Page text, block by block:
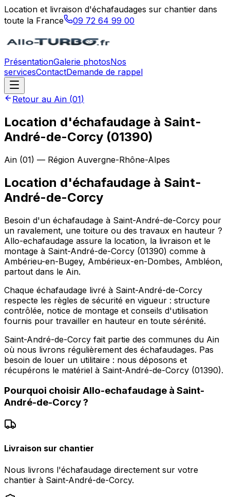
Location et livraison d'échafaudages sur chantier dans
toute la France
09 72 64 99 00
PrésentationGalerie photosNos
servicesContactDemande de rappel
Retour au Ain (01)
Location d'échafaudage à Saint-
André-de-Corcy (01390)
Ain (01) — Région Auvergne-Rhône-Alpes
Location d'échafaudage à Saint-
André-de-Corcy
Besoin d'un échafaudage à Saint-André-de-Corcy pour
un ravalement, une toiture ou des travaux en hauteur ?
Allo-echafaudage assure la location, la livraison et le
montage à Saint-André-de-Corcy (01390) comme à
Ambérieu-en-Bugey, Ambérieux-en-Dombes, Ambléon,
partout dans le Ain.
Chaque échafaudage livré à Saint-André-de-Corcy
respecte les règles de sécurité en vigueur : structure
contrôlée, notice de montage et conseils d'utilisation
fournis pour travailler en hauteur en toute sérénité.
Saint-André-de-Corcy fait partie des communes du Ain
où nous livrons régulièrement des échafaudages. Pas
besoin de louer un utilitaire : nous déposons et
récupérons le matériel à Saint-André-de-Corcy (01390).
Pourquoi choisir Allo-echafaudage à Saint-
André-de-Corcy?
Livraison sur chantier
Nous livrons l'échafaudage directement sur votre
chantier à Saint-André-de-Corcy.